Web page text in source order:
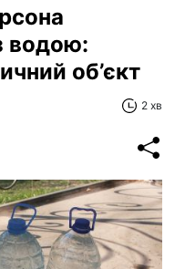
водою:
об’єкт
2 хв